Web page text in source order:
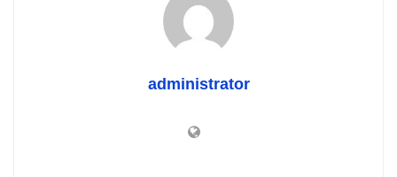
administrator